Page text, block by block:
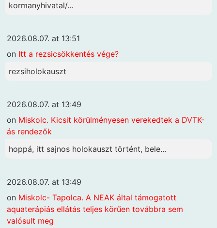
kormanyhivatal/...
2026.08.07. at 13:51
on Itt a rezsicsökkentés vége?
rezsiholokauszt
2026.08.07. at 13:49
on Miskolc. Kicsit körülményesen verekedtek a DVTK-
ás rendezők
hoppá, itt sajnos holokauszt történt, bele...
2026.08.07. at 13:49
on Miskolc- Tapolca. A NEAK által támogatott
aquaterápiás ellátás teljes körűen továbbra sem
valósult meg